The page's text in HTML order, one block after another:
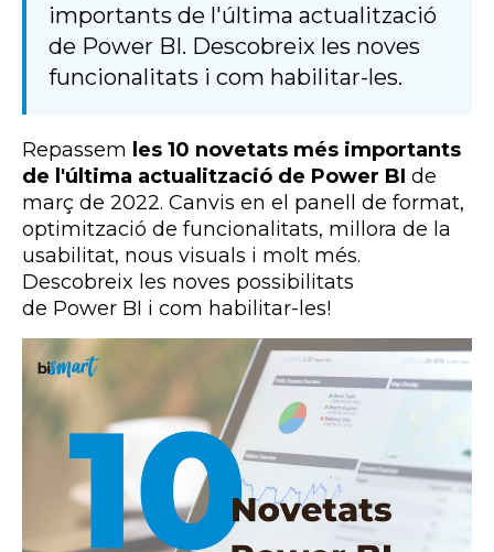
importants de l'última actualització
de Power BI. Descobreix les noves
funcionalitats i com habilitar-les.
Repassem les 10 novetats més importants
de l'última actualització de Power BI de
març de 2022. Canvis en el panell de format,
optimització de funcionalitats, millora de la
usabilitat, nous visuals i molt més.
Descobreix les noves possibilitats
de Power BI i com habilitar-les!